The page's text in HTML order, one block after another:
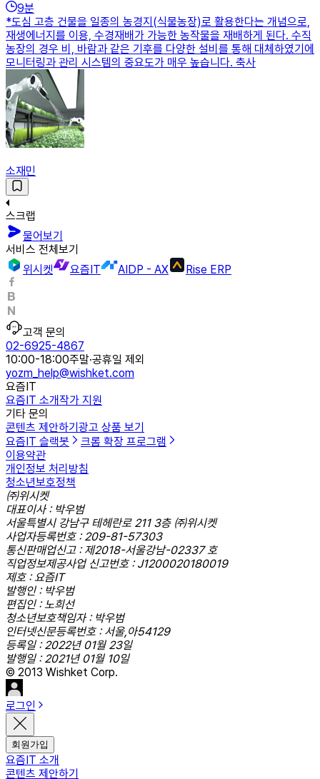
9분
*도심 고층 건물을 일종의 농경지(식물농장)로 활용한다는 개념으로,
재생에너지를 이용, 수경재배가 가능한 농작물을 재배하게 된다. 수직
농장의 경우 비, 바람과 같은 기후를 다양한 설비를 통해 대체하였기에
모니터링과 관리 시스템의 중요도가 매우 높습니다. 축사
소재민
스크랩
물어보기
서비스 전체보기
위시켓
요즘IT AIDP - AX Rise ERP
고객 문의
02-6925-4867
10:00-18:00주말·공휴일 제외
yozm_help@wishket.com
요즘IT
요즘IT 소개작가 지원
기타 문의
콘텐츠 제안하기광고 상품 보기
요즘IT 슬랙봇
크롬 확장 프로그램
이용약관
개인정보 처리방침
청소년보호정책
㈜위시켓
대표이사 : 박우범
서울특별시 강남구 테헤란로 211 3층 ㈜위시켓
사업자등록번호 : 209-81-57303
통신판매업신고 : 제2018-서울강남-02337 호
직업정보제공사업 신고번호 : J1200020180019
제호 : 요즘IT
발행인 : 박우범
편집인 : 노희선
청소년보호책임자 : 박우범
인터넷신문등록번호 : 서울,아54129
등록일 : 2022년 01월 23일
발행일 : 2021년 01월 10일
© 2013 Wishket Corp.
로그인
회원가입
요즘IT 소개
콘텐츠 제안하기